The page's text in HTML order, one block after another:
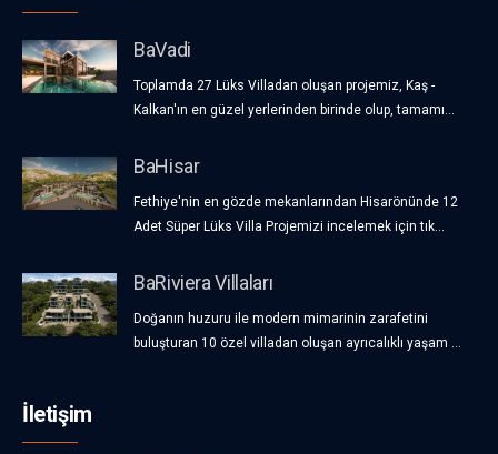
BaVadi
Toplamda 27 Lüks Villadan oluşan projemiz, Kaş -
Kalkan'ın en güzel yerlerinden birinde olup, tamamı...
BaHisar
Fethiye'nin en gözde mekanlarından Hisarönünde 12
Adet Süper Lüks Villa Projemizi incelemek için tık...
BaRiviera Villaları
Doğanın huzuru ile modern mimarinin zarafetini
buluşturan 10 özel villadan oluşan ayrıcalıklı yaşam ...
İletişim